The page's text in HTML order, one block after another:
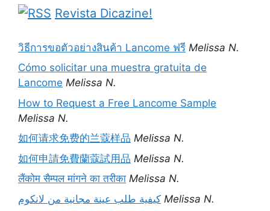
Revista Dicazine!
วิธีการขอตัวอย่างสินค้า Lancome ฟรี Melissa N.
Cómo solicitar una muestra gratuita de
Lancome Melissa N.
How to Request a Free Lancome Sample
Melissa N.
如何请求免费的兰蔻样品 Melissa N.
如何申請免費蘭蔻試用品 Melissa N.
लैंकोम सैम्पल मांगने का तरीका Melissa N.
كيفية طلب عينة مجانية من لانكوم Melissa N.